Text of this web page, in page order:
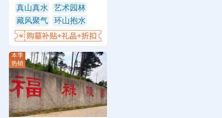
真山真水
艺术园林
藏风聚气
环山抱水
本季
热销